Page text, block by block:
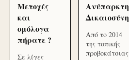
Μετοχές
και
ομόλογα
πήρατε ?
Σε λίγες
Ανύπαρκτη
Δικαιοσύνη
Από το 2014
της τοπικής
προβοκάτσιας